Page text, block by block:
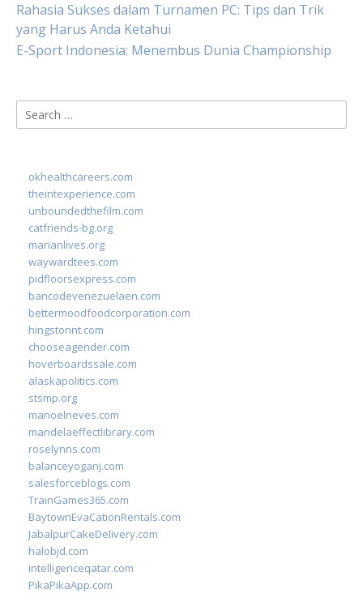
Rahasia Sukses dalam Turnamen PC: Tips dan Trik
yang Harus Anda Ketahui
E-Sport Indonesia: Menembus Dunia Championship
Search
for:
okhealthcareers.com
theintexperience.com
unboundedthefilm.com
catfriends-bg.org
marianlives.org
waywardtees.com
pidfloorsexpress.com
bancodevenezuelaen.com
bettermoodfoodcorporation.com
hingstonnt.com
chooseagender.com
hoverboardssale.com
alaskapolitics.com
stsmp.org
manoelneves.com
mandelaeffectlibrary.com
roselynns.com
balanceyoganj.com
salesforceblogs.com
TrainGames365.com
BaytownEvaCationRentals.com
JabalpurCakeDelivery.com
halobjd.com
intelligenceqatar.com
PikaPikaApp.com